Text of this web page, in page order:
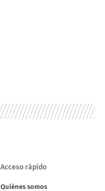
Acceso rápido
Quiénes somos